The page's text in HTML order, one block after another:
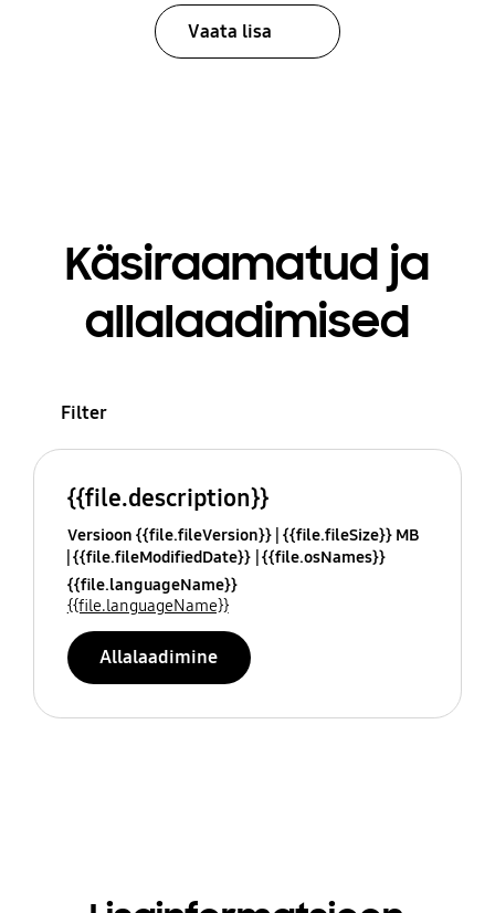
Vaata lisa
Käsiraamatud ja
allalaadimised
Filter
{{file.description}}
Versioon {{file.fileVersion}} {{file.fileSize}} MB
{{file.fileModifiedDate}} {{file.osNames}}
{{file.languageName}}
{{file.languageName}}
Allalaadimine